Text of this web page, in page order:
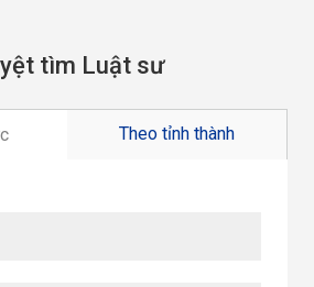
tìm Luật sư
Theo tỉnh thành